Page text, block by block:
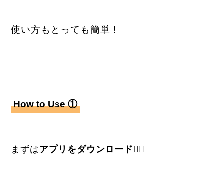
使い方もとっても簡単！
How to Use ①
まずはアプリをダウンロード 👇🏻